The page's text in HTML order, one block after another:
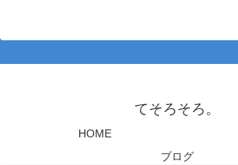
てそろそろ。
HOME
ブログ